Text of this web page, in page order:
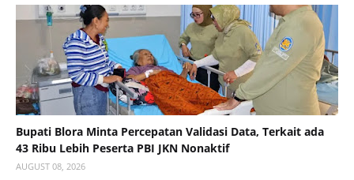
Bupati Blora Minta Percepatan Validasi Data, Terkait ada
43 Ribu Lebih Peserta PBI JKN Nonaktif
AUGUST 08, 2026